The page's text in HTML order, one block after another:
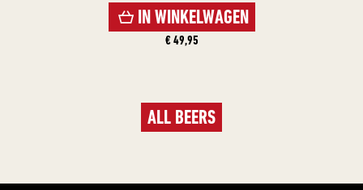
IN WINKELWAGEN
€ 49,95
ALL BEERS